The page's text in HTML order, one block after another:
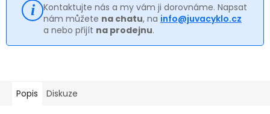
Kontaktujte nás a my vám ji dorovnáme. Napsat
nám můžete na chatu, na info@juvacyklo.cz
a nebo přijít na prodejnu.
Popis Diskuze